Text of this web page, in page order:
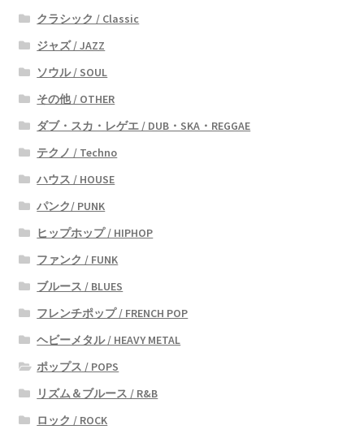
クラシック / Classic
ジャズ / JAZZ
ソウル / SOUL
その他 / OTHER
ダブ・スカ・レゲエ / DUB・SKA・REGGAE
テクノ / Techno
ハウス / HOUSE
パンク/ PUNK
ヒップホップ / HIPHOP
ファンク / FUNK
ブルース / BLUES
フレンチポップ / FRENCH POP
ヘビーメタル / HEAVY METAL
ポップス / POPS
リズム＆ブルース / R&B
ロック / ROCK